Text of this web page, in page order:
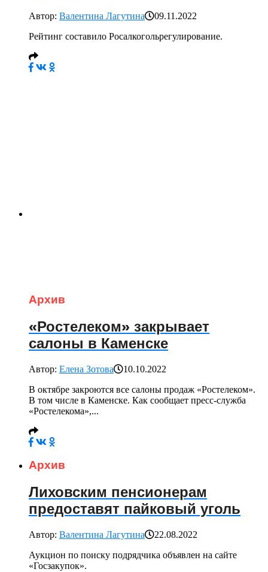
Автор: Валентина Лагутина
09.11.2022
Рейтинг составило Росалкогольрегулирование.
Архив
«Ростелеком» закрывает
салоны в Каменске
Автор: Елена Зотова
10.10.2022
В октябре закроются все салоны продаж «Ростелеком».
В том числе в Каменске. Как сообщает пресс-служба
«Ростелекома»,...
Архив
Лиховским пенсионерам
предоставят пайковый уголь
Автор: Валентина Лагутина
22.08.2022
Аукцион по поиску подрядчика объявлен на сайте
«Госзакупок».